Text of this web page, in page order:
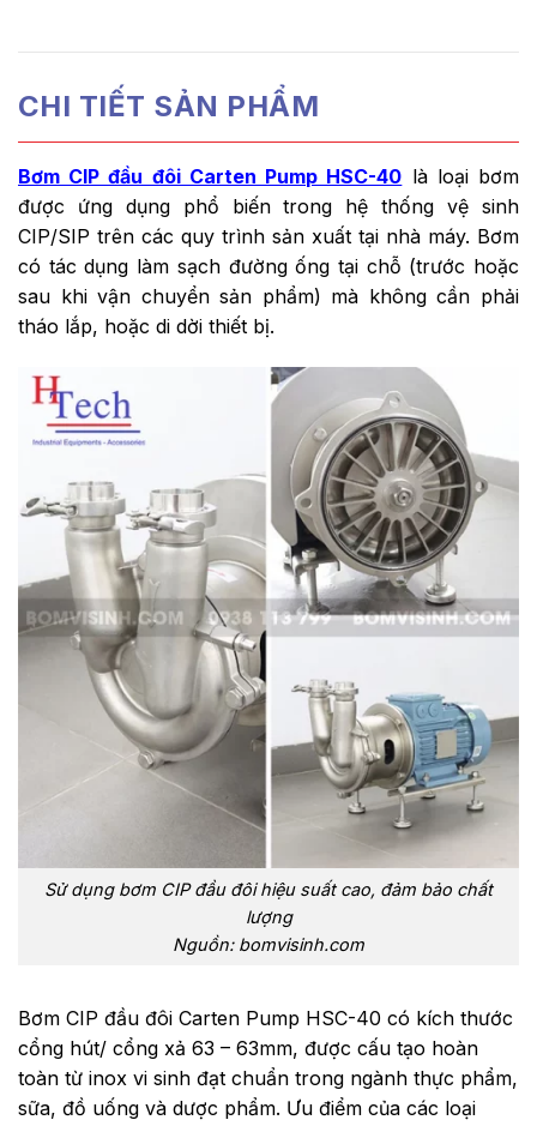
CHI TIẾT SẢN PHẨM
Bơm CIP đầu đôi Carten Pump HSC-40 là loại bơm
được ứng dụng phổ biến trong hệ thống vệ sinh
CIP/SIP trên các quy trình sản xuất tại nhà máy. Bơm
có tác dụng làm sạch đường ống tại chỗ (trước hoặc
sau khi vận chuyển sản phẩm) mà không cần phải
tháo lắp, hoặc di dời thiết bị.
Sử dụng bơm CIP đầu đôi hiệu suất cao, đảm bảo chất
lượng
Nguồn: bomvisinh.com
Bơm CIP đầu đôi Carten Pump HSC-40 có kích thước
cổng hút/ cổng xả 63 – 63mm, được cấu tạo hoàn
toàn từ inox vi sinh đạt chuẩn trong ngành thực phẩm,
sữa, đồ uống và dược phẩm. Ưu điểm của các loại